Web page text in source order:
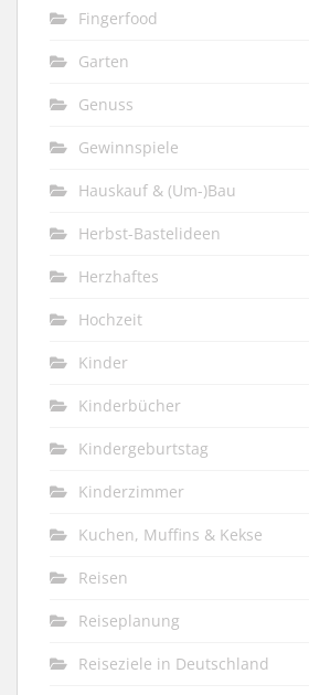
Fingerfood
Garten
Genuss
Gewinnspiele
Hauskauf & (Um-)Bau
Herbst-Bastelideen
Herzhaftes
Hochzeit
Kinder
Kinderbücher
Kindergeburtstag
Kinderzimmer
Kuchen, Muffins & Kekse
Reisen
Reiseplanung
Reiseziele in Deutschland